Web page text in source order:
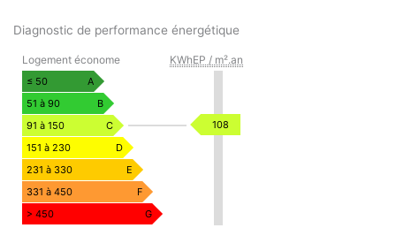
Diagnostic de performance énergétique
DE
PERFORMANCE
ÉNERGÉTIQUE
Logement économe KWhEP / m².an
≤ 50
A
51 à 90
B
91 à 150
C
151 à 230
D
231 à 330
E
331 à 450
F
> 450
G
108